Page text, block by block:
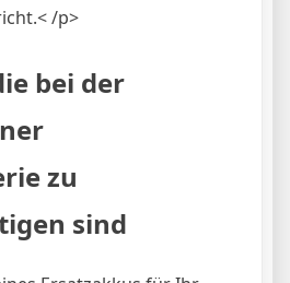
/p>
bei der
zu
sind